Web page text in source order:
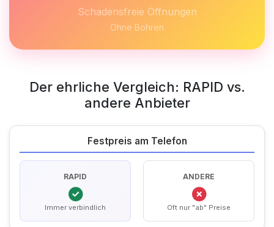
Schadensfreie Öffnungen
Ohne Bohren
Der ehrliche Vergleich: RAPID vs.
andere Anbieter
Festpreis am Telefon
RAPID
Immer verbindlich
ANDERE
Oft nur "ab" Preise